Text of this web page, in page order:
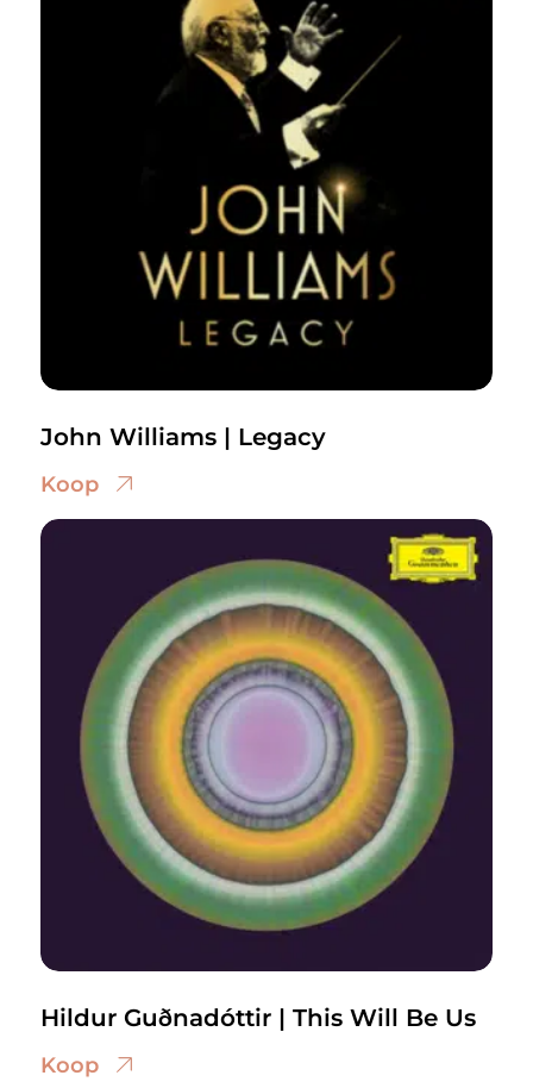
John Williams | Legacy
Koop
Hildur Guðnadóttir | This Will Be Us
Koop